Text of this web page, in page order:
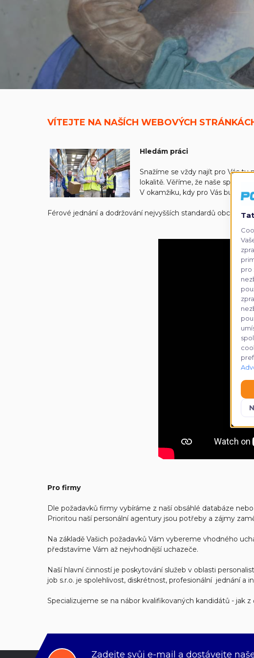
VÍTEJTE NA NAŠÍCH WEBOVÝCH
Hledám práci
Snažíme se vždy najít pro Vás tu
lokalitě. Věříme, že naše
V okamžiku, kdy pro Vás
Férové jednání a dodržování nejvyšších standardů
Pro firmy
Dle požadavků firmy vybíráme z naší obsáhlé databáze
Prioritou naší personální agentury jsou potřeby a zájmy
Na základě Vašich požadavků Vám vybereme vhodného
představíme Vám až nejvhodnější uchazeče.
Naší hlavní činností je poskytování služeb v oblasti
job s.r.o. je spolehlivost, diskrétnost, profesionální jednání a
Specializujeme se na nábor kvalifikovaných kandidátů - jak z
Zadejte svůj e-mail a dostávejte
pro